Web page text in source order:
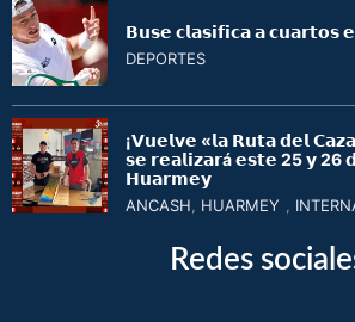
𝗕𝘂𝘀𝗲 𝗰𝗹𝗮𝘀𝗶𝗳𝗶𝗰𝗮 𝗮 𝗰𝘂𝗮𝗿𝘁𝗼𝘀
DEPORTES
¡𝗩𝘂𝗲𝗹𝘃𝗲 «𝗹𝗮 𝗥𝘂𝘁𝗮 𝗱𝗲𝗹
𝘀𝗲 𝗿𝗲𝗮𝗹𝗶𝘇𝗮𝗿á 𝗲𝘀𝘁𝗲 25 𝘆 26
𝗛𝘂𝗮𝗿𝗺𝗲𝘆
ANCASH HUARMEY
Redes